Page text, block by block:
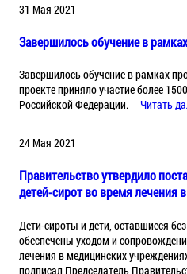
31 Мая 2021
Завершилось обучение в
Завершилось обучение в рамках
проекте приняло участие более
Российской Федерации.
Читать
24 Мая 2021
Правительство утвердило
детей-сирот во время лечения
Дети-сироты и дети, оставшиеся
обеспечены уходом и
лечения в медицинских
подписал Председатель